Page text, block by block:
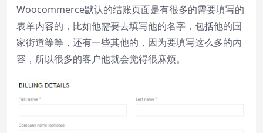
descriptions off, selected
Subtitles
subtitles settings, opens subtitles
settings dialog
Picture-in-Picture
Woocommerce默认的结账页面是有很多的需要填写的
表单内容的，比如他需要去填写他的名字，包括他的国
家街道等等，还有一些其他的，因为要填写这么多的内
容，所以很多的客户他就会觉得很麻烦。